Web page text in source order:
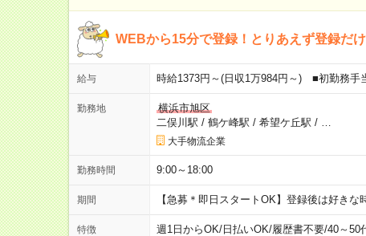
WEBから15分で登録！とりあえず登録だ
給与 時給1373円～(日収1万984円～) ■初勤務
勤務地
横浜市旭区
二俣川駅 / 鶴ケ峰駅 / 希望ケ丘駅 /
大手物流企業
勤務時間 9:00～18:00
期間 【急募＊即日スタートOK】登録後は好きな
特徴 週1日からOK/日払いOK/履歴書不要/40～50